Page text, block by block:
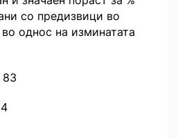
со предизвици во
однос на изминатата
83